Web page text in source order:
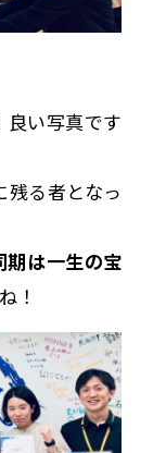
良い写真です
る者となっ
期は一生の宝
！